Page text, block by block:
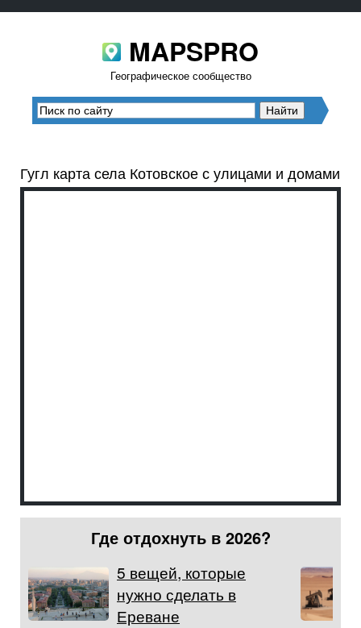
MAPSPRO
Географическое сообщество
Гугл карта села Котовское с улицами и домами
Где отдохнуть в 2026?
5 вещей, которые
нужно сделать в
Ереване